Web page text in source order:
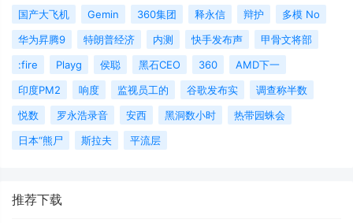
国产大飞机 Gemin 360集团 释永信 辩护
多模 No
华为昇腾9
特朗普经济 内测 快手发布声
甲骨文将部
:fire
Playg 侯聪 黑石CEO 360
AMD下一
印度PM2
响度 监视员工的 谷歌发布实
调查称半数
悦数
罗永浩录音 安西 黑洞数小时
热带园蛛会
日本“熊尸
斯拉夫 平流层
推荐下载